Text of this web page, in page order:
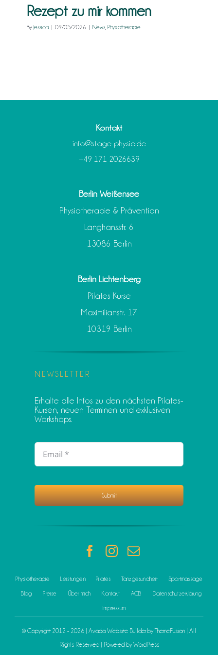
Kontakt
Rezept zu mir kommen
By Jessica | 09/05/2026 | News Physiotherapie
Kontakt
info@stage-physio.de
+49 171 2026639
Berlin Weißensee
Physiotherapie & Prävention
Langhansstr. 6
13086 Berlin
Berlin Lichtenberg
Pilates Kurse
Maximilianstr. 17
10319 Berlin
NEWSLETTER
Erhalte alle Infos zu den nächsten Pilates-
Kursen, neuen Terminen und exklusiven
Workshops.
Submit
Physiotherapie Leistungen Pilates Tanzgesundheit Sportmassage
Blog Preise Über mich Kontakt AGB Datenschutzerklärung
Impressum
© Copyright 2012 - 2026 | Avada Website Builder byThemeFusion | All
Rights Reserved | Powered by WordPress